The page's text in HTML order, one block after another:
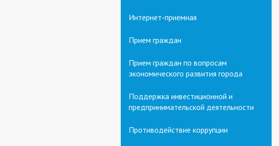
Интернет-приемная
Прием граждан
Прием граждан по вопросам
экономического развития города
Поддержка инвестиционной и
предпринимательской деятельности
Противодействие коррупции